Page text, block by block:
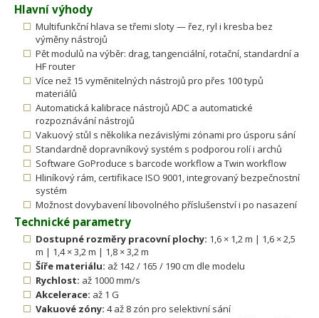
Hlavní výhody
Multifunkční hlava se třemi sloty — řez, ryl i kresba bez
výměny nástrojů
Pět modulů na výběr: drag, tangenciální, rotační, standardní a
HF router
Více než 15 vyměnitelných nástrojů pro přes 100 typů
materiálů
Automatická kalibrace nástrojů ADC a automatické
rozpoznávání nástrojů
Vakuový stůl s několika nezávislými zónami pro úsporu sání
Standardně dopravníkový systém s podporou rolí i archů
Software GoProduce s barcode workflow a Twin workflow
Hliníkový rám, certifikace ISO 9001, integrovaný bezpečnostní
systém
Možnost dovybavení libovolného příslušenství i po nasazení
Technické parametry
Dostupné rozměry pracovní plochy: 1,6 × 1,2 m | 1,6 × 2,5
m | 1,4 × 3,2 m | 1,8 × 3,2 m
Šíře materiálu: až 142 / 165 / 190 cm dle modelu
Rychlost: až 1000 mm/s
Akcelerace: až 1 G
Vakuové zóny: 4 až 8 zón pro selektivní sání